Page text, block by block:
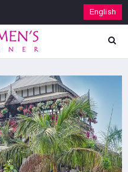
English